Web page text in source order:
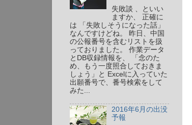
失敗談 、といい
ますか、 正確に
は 「失敗しそうになった話」
なんですけどね。 昨日、中国
の公報番号を含むリストを扱
っておりました。 作業データ
とDB収録情報を、 「念のた
め、もう一度照合しておきま
しょう」と Excelに入っていた
出願番号で、番号検索をして
みた...
2016年6月の出没
予報